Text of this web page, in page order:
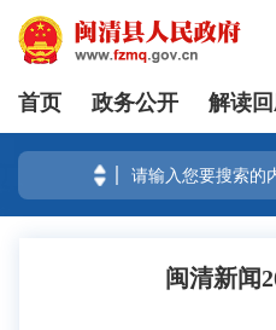
首页 政务公开 解读
闽清新闻